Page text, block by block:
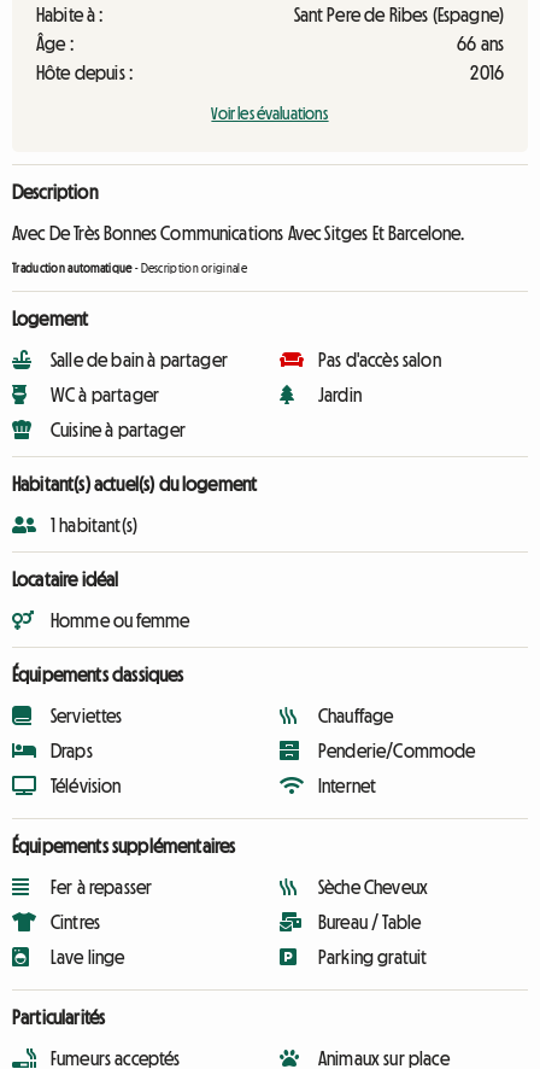
Habite à :
Sant Pere de Ribes (Espagne)
Âge :
66 ans
Hôte depuis :
2016
Voir les évaluations
Description
Avec De Très Bonnes Communications Avec Sitges Et Barcelone.
Traduction automatique- Description originale
Logement
Salle de bain à partager
WC à partager
Cuisine à partager
Pas d'accès salon
Jardin
Habitant(s) actuel(s) du logement
1 habitant(s)
Locataire idéal
Homme ou femme
Équipements classiques
Serviettes
Draps
Télévision
Chauffage
Penderie/Commode
Internet
Équipements supplémentaires
Fer à repasser
Cintres
Lave linge
Sèche Cheveux
Bureau / Table
Parking gratuit
Particularités
Fumeurs acceptés Animaux sur place